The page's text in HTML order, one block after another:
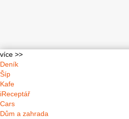
více >>
Deník
Šíp
Kafe
iReceptář
Cars
Dům a zahrada